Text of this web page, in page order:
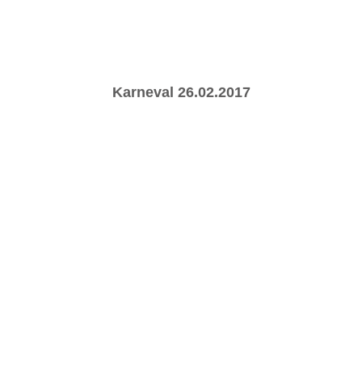
Karneval 26.02.2017